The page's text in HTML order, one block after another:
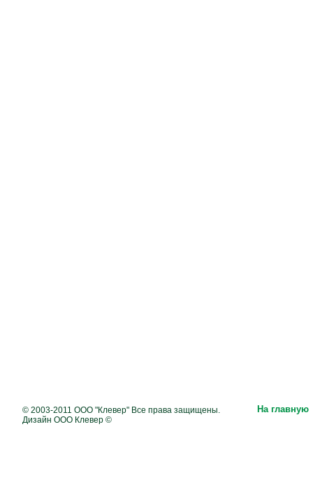
© 2003-2011 ООО "Клевер" Все права защищены.
Дизайн ООО Клевер ©
На главную